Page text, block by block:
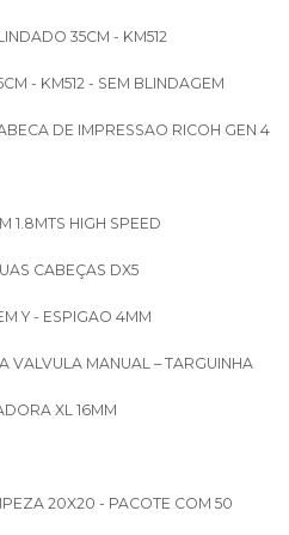
35CM - KM512
- KM512 - SEM BLINDAGEM
DE IMPRESSAO RICOH GEN 4
1.8MTS HIGH SPEED
CABEÇAS DX5
Y - ESPIGAO 4MM
VALVULA MANUAL – TARGUINHA
XL 16MM
20X20 - PACOTE COM 50